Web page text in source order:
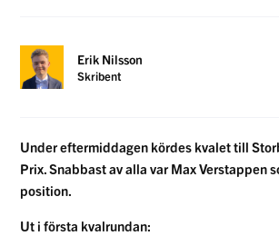
Erik Nilsson
Skribent
Under eftermiddagen kördes kvalet till
Prix. Snabbast av alla var Max Verstappen
position.
Ut i första kvalrundan: